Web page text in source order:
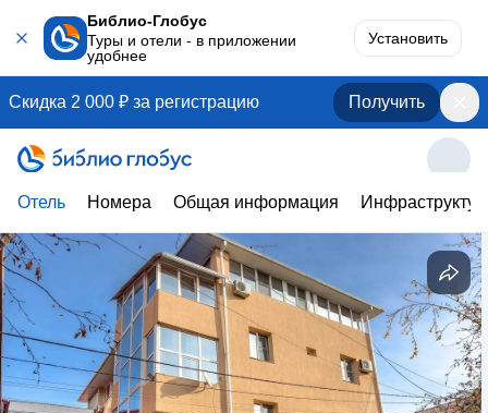
Библио-Глобус
Туры и отели - в приложении
удобнее
Установить
Скидка 2 000 ₽ за регистрацию Получить
Отель Номера Общая информация